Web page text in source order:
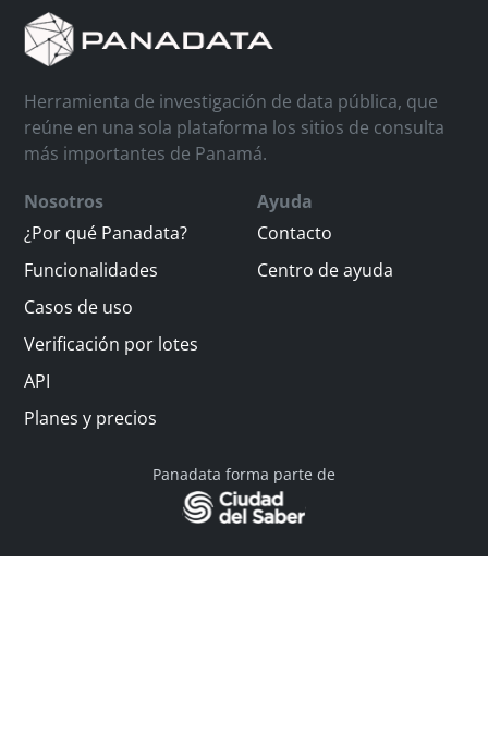
Herramienta de investigación de data pública, que
reúne en una sola plataforma los sitios de consulta
más importantes de Panamá.
Nosotros
¿Por qué Panadata?
Funcionalidades
Casos de uso
Verificación por lotes
API
Planes y precios
Ayuda
Contacto
Centro de ayuda
Panadata forma parte de